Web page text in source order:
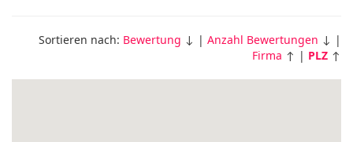
Sortieren nach: Bewertung ↓ | Anzahl Bewertungen ↓ |
Firma ↑ | PLZ ↑